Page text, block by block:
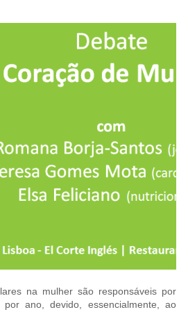
na mulher são responsáveis por
ano, devido, essencialmente, ao